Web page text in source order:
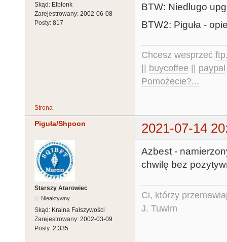
Skąd: Elblonk
Zarejestrowany: 2002-06-08
Posty: 817
BTW: Niedlugo
BTW2: Piguła -
Chcesz wesprzeć
buycoffee paypal
Pomożecie?...
Strona
Piguła/Shpoon 2021-07-14
Starszy Atarowiec
Nieaktywny
Skąd: Kraina Fałszywości
Zarejestrowany: 2002-03-09
Posty: 2,335
Azbest -
chwilę bez
Ci, którzy
J. Tuwim